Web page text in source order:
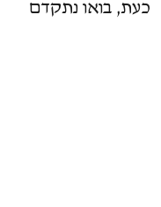
כעת, בואו נתקדם